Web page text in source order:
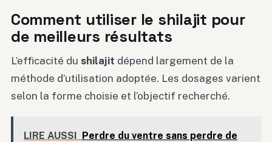
Comment utiliser le shilajit pour
de meilleurs résultats
L’efficacité du shilajit dépend largement de la
méthode d’utilisation adoptée. Les dosages varient
selon la forme choisie et l’objectif recherché.
LIRE AUSSI Perdre du ventre sans perdre de